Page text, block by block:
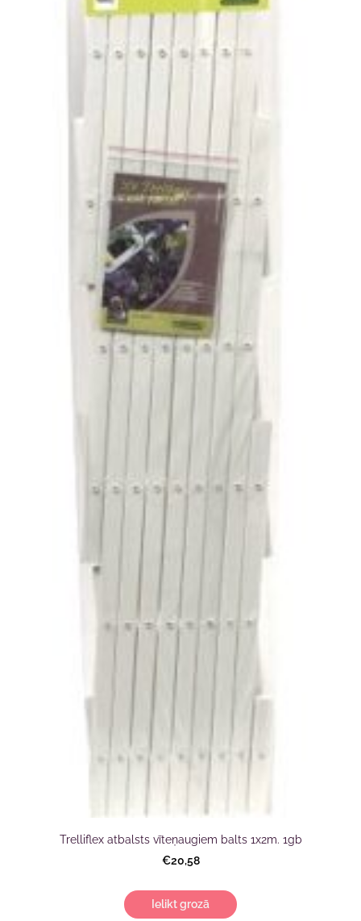
Trelliflex atbalsts vīteņaugiem balts 1x2m. 1gb
€20,58
Ielikt grozā